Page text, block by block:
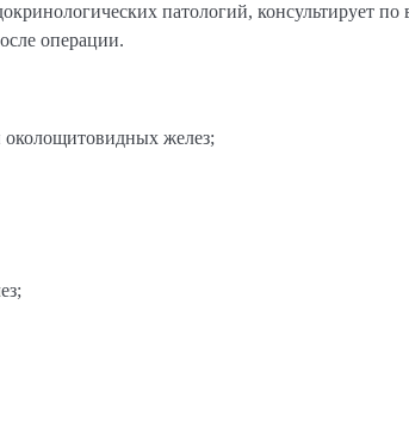
патологий, консультирует по
операции.
желез;